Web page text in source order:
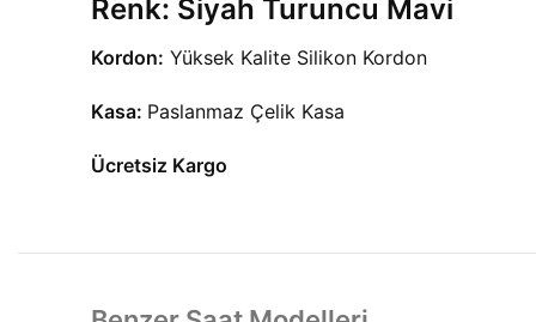
Renk: Siyah Turuncu Mavi
Kordon: Yüksek Kalite Silikon Kordon
Kasa: Paslanmaz Çelik Kasa
Ücretsiz Kargo